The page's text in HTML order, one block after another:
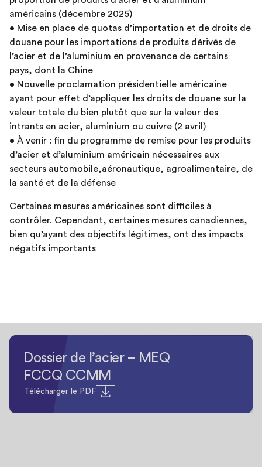
américains (décembre 2025)
• Mise en place de quotas d’importation et de droits de
douane pour les importations de produits dérivés de
l’acier et de l’aluminium en provenance de certains
pays, dont la Chine
• Nouvelle proclamation présidentielle américaine
ayant pour effet d’appliquer les droits de douane sur la
valeur totale du bien plutôt que sur la valeur des
intrants en acier, aluminium ou cuivre (2 avril)
• À venir : fin du programme de remise pour les produits
d’acier et d’aluminium américain nécessaires aux
secteurs automobile,aéronautique, agroalimentaire, de
la santé et de la défense
Certaines mesures américaines sont difficiles à
contrôler. Cependant, certaines mesures canadiennes,
bien qu’ayant des objectifs légitimes, ont des impacts
négatifs importants
Dossier de l’acier – MEQ
FCCQ CCMM
Télécharger le PDF